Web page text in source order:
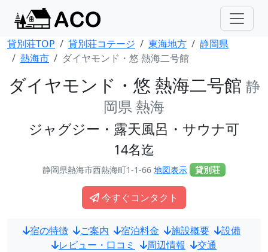
貸別荘TOP 貸別荘コテージ 東海地方
静岡県
熱海市
ダイヤモンド・悠 熱海二号館
ダイヤモンド・悠 熱海二号館 静
岡県 熱海
ジャグジー・露天風呂・サウナ可
14名迄
静岡県熱海市西熱海町1-1-66地図表示 貸別荘
今すぐコンタクト
宿の特徴 ご案内 宿泊料金 施設概要
設備
レビュー・口コミ
周辺情報 交通